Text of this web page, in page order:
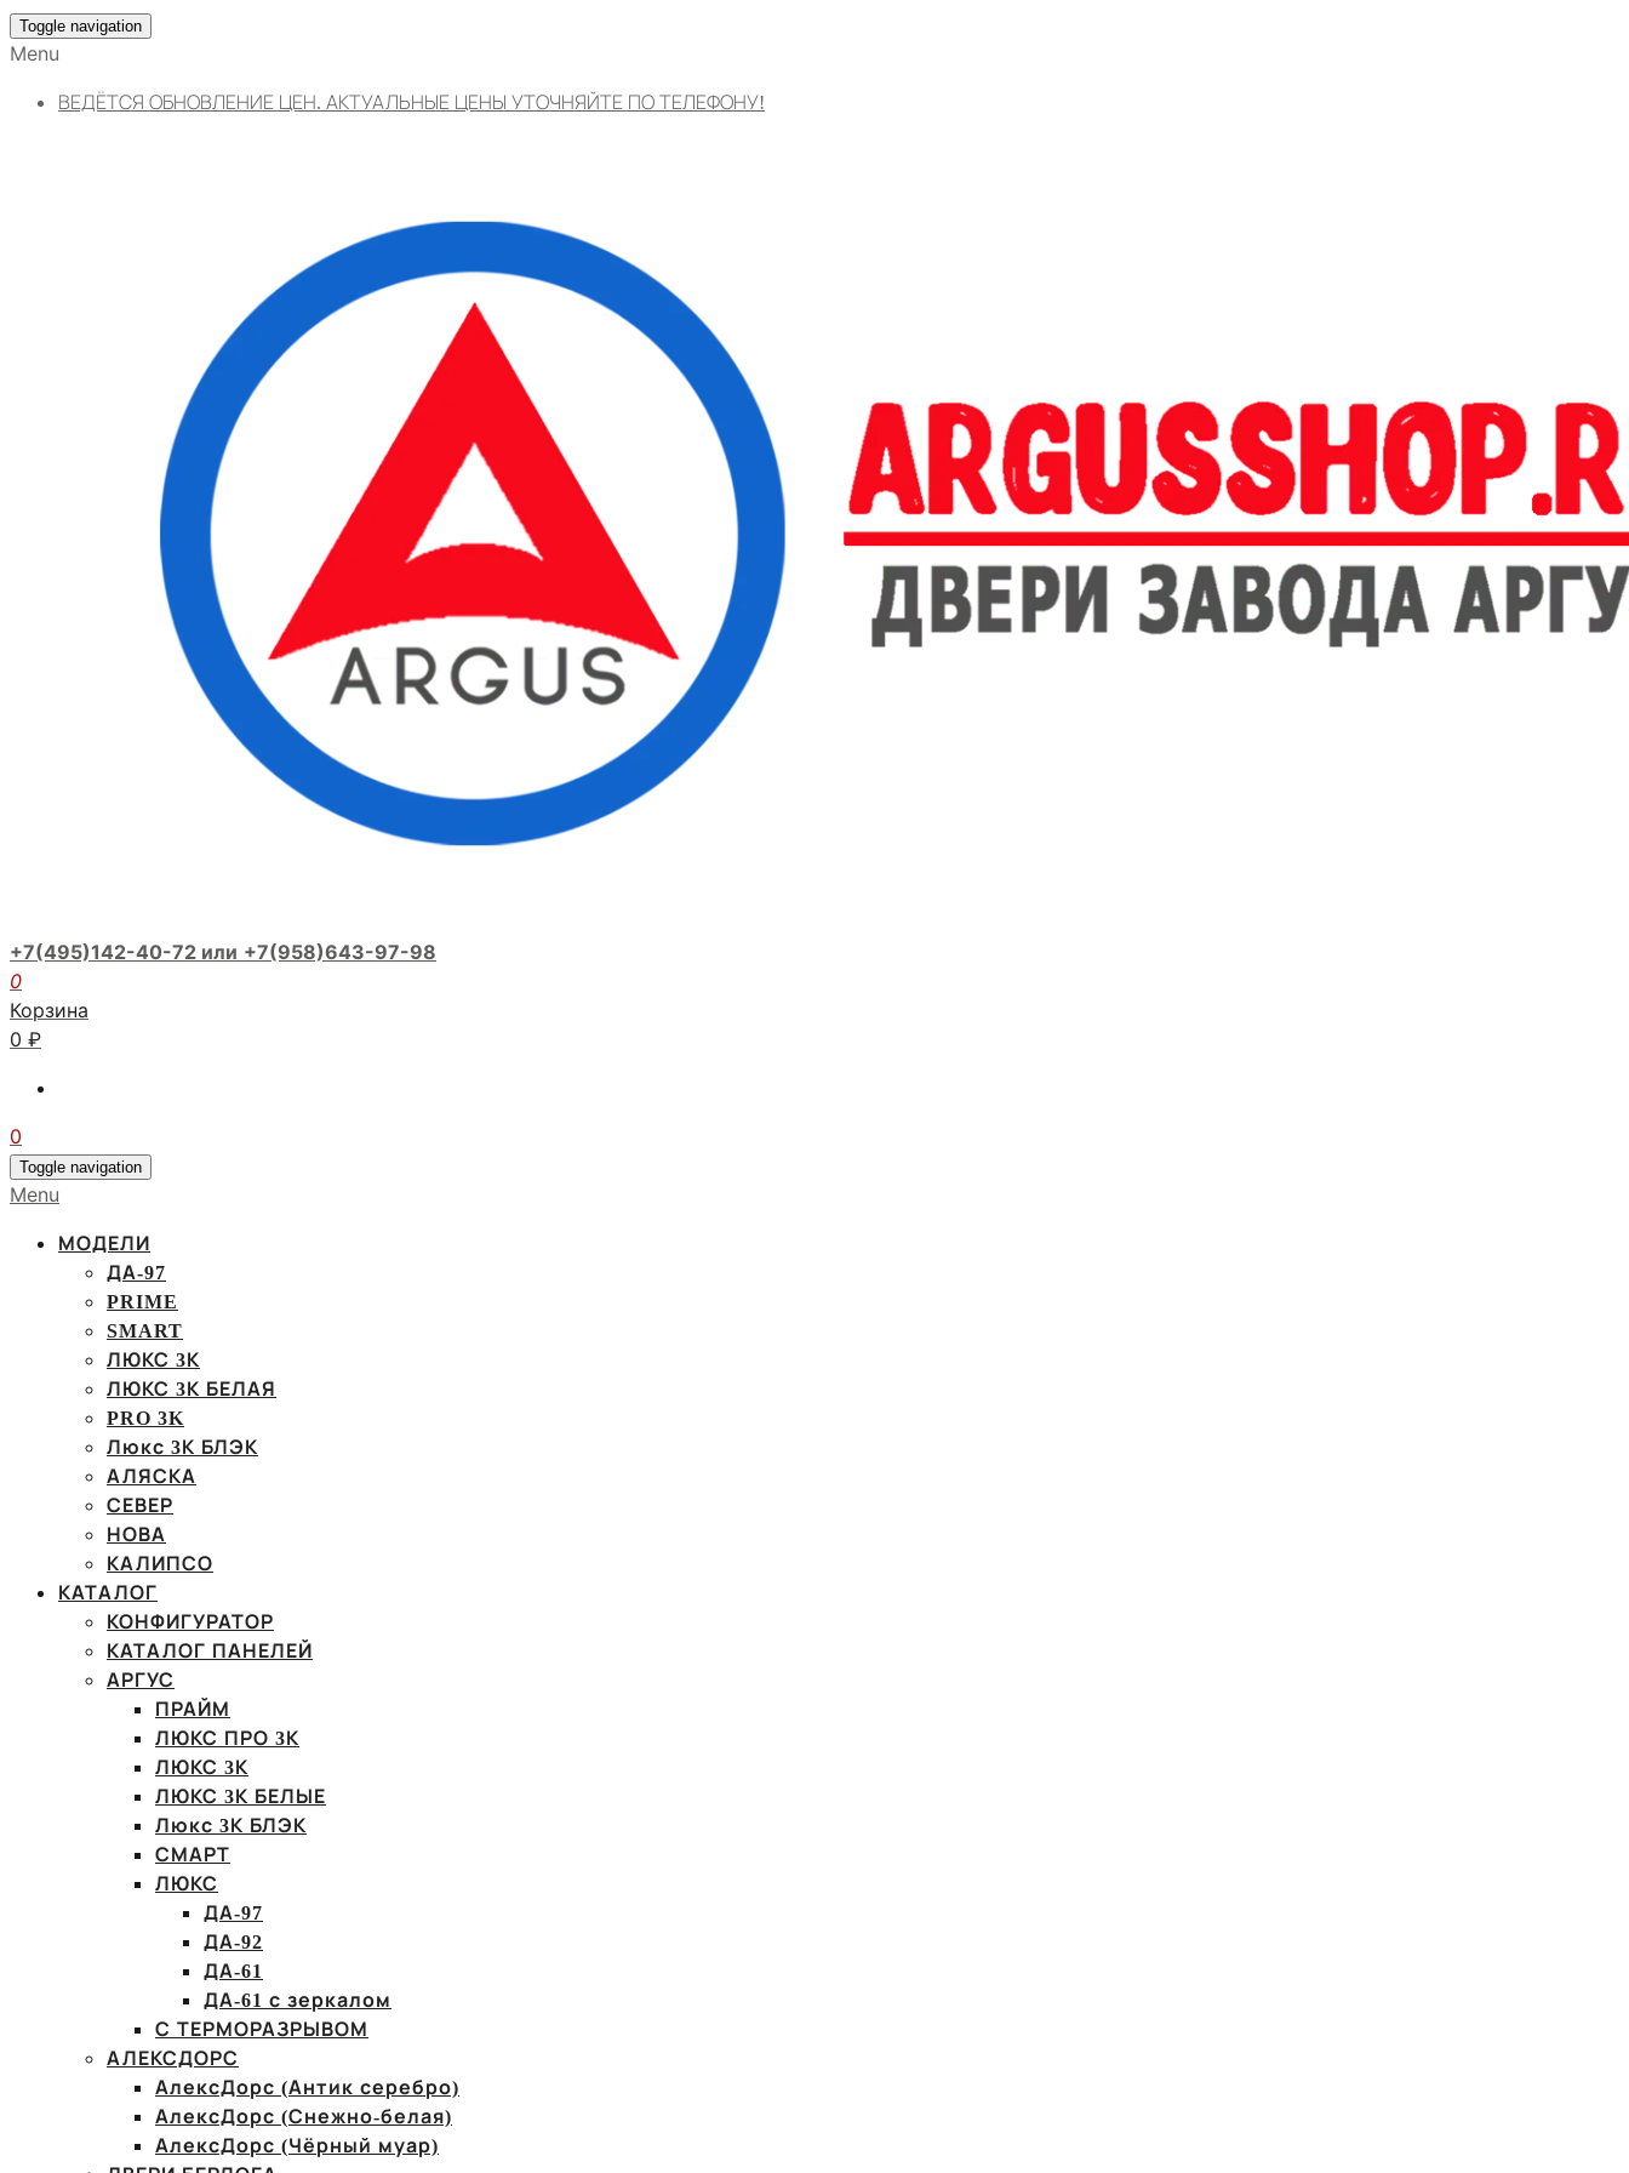
Toggle navigation
Menu
ВЕДЁТСЯ ОБНОВЛЕНИЕ ЦЕН. АКТУАЛЬНЫЕ ЦЕНЫ УТОЧНЯЙТЕ ПО ТЕЛЕФОНУ!
+7(495)142-40-72 или +7(958)643-97-98
0
Корзина
0 ₽
0
Toggle navigation
Menu
МОДЕЛИ
ДА-97
PRIME
SMART
ЛЮКС 3К
ЛЮКС 3К БЕЛАЯ
PRO 3K
Люкс 3К БЛЭК
АЛЯСКА
СЕВЕР
НОВА
КАЛИПСО
КАТАЛОГ
КОНФИГУРАТОР
КАТАЛОГ ПАНЕЛЕЙ
АРГУС
ПРАЙМ
ЛЮКС ПРО 3К
ЛЮКС 3К
ЛЮКС 3К БЕЛЫЕ
Люкс 3К БЛЭК
СМАРТ
ЛЮКС
ДА-97
ДА-92
ДА-61
ДА-61 с зеркалом
С ТЕРМОРАЗРЫВОМ
АЛЕКСДОРС
АлексДорс (Антик серебро)
АлексДорс (Снежно-белая)
АлексДорс (Чёрный муар)